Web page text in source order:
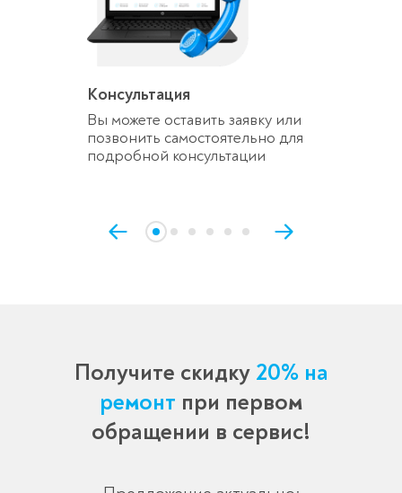
Консультация
Вы можете оставить заявку или
позвонить самостоятельно для
подробной консультации
Получите скидку 20% на
ремонт при первом
обращении в сервис!